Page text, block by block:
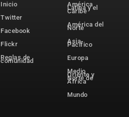
Inicio
Twitter
Facebook
Flickr
Reglas de
comunidad
América
Latina y el
Caribe
América del
Norte
Asia-
Pacífico
Europa
Medio
Oriente y
Norte de
África
Mundo